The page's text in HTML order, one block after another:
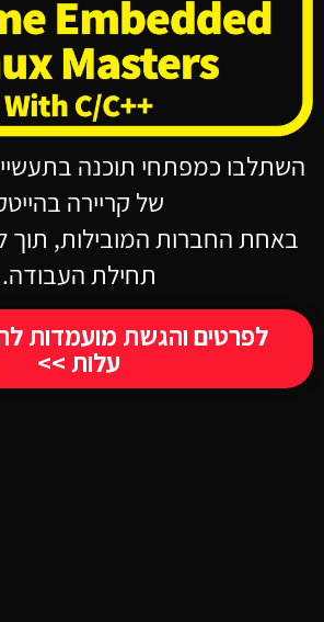
השתלבו כמפתחי תוכנה
של קריירה
באחת החברות המובילות, תוך
תחילת העבודה.
לפרטים והגשת מועמדות
עלות >>